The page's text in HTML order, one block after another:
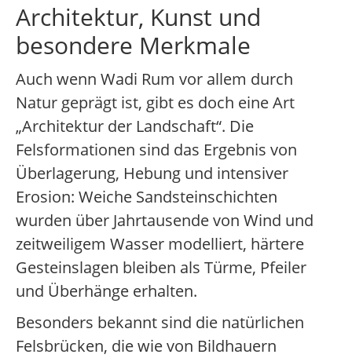
Architektur, Kunst und
besondere Merkmale
Auch wenn Wadi Rum vor allem durch
Natur geprägt ist, gibt es doch eine Art
„Architektur der Landschaft“. Die
Felsformationen sind das Ergebnis von
Überlagerung, Hebung und intensiver
Erosion: Weiche Sandsteinschichten
wurden über Jahrtausende von Wind und
zeitweiligem Wasser modelliert, härtere
Gesteinslagen bleiben als Türme, Pfeiler
und Überhänge erhalten.
Besonders bekannt sind die natürlichen
Felsbrücken, die wie von Bildhauern